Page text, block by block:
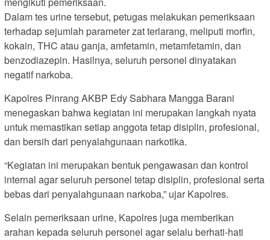
Dalam tes urine tersebut, petugas melakukan pemeriksaan
terhadap sejumlah parameter zat terlarang, meliputi morfin,
kokain, THC atau ganja, amfetamin, metamfetamin, dan
benzodiazepin. Hasilnya, seluruh personel dinyatakan
negatif narkoba.
Kapolres Pinrang AKBP Edy Sabhara Mangga Barani
menegaskan bahwa kegiatan ini merupakan langkah nyata
untuk memastikan setiap anggota tetap disiplin, profesional,
dan bersih dari penyalahgunaan narkotika.
“Kegiatan ini merupakan bentuk pengawasan dan kontrol
internal agar seluruh personel tetap disiplin, profesional serta
bebas dari penyalahgunaan narkoba,” ujar Kapolres.
Selain pemeriksaan urine, Kapolres juga memberikan
arahan kepada seluruh personel agar selalu berhati-hati